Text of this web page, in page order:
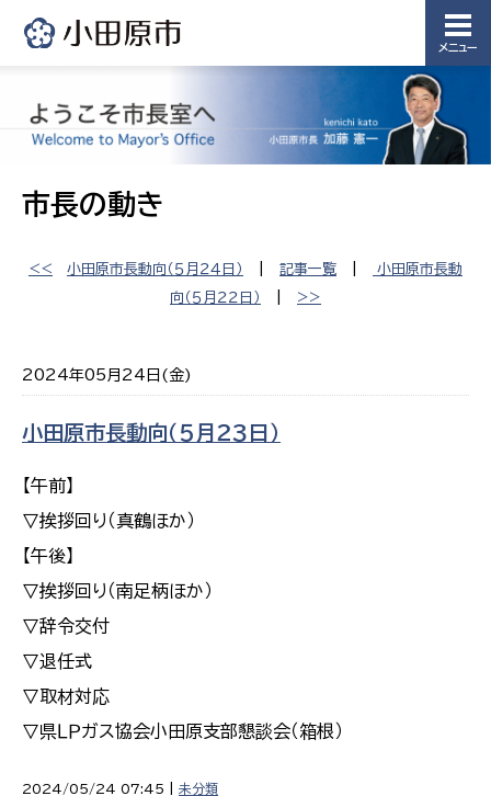
メニュー
市長の動き
<< 小田原市長動向（５月２４日） 記事一覧
小田原市長動
向（５月２２日）
>>
2024年05月24日(金)
小田原市長動向（５月２３日）
【午前】
▽挨拶回り（真鶴ほか）
【午後】
▽挨拶回り（南足柄ほか）
▽辞令交付
▽退任式
▽取材対応
▽県ＬＰガス協会小田原支部懇談会（箱根）
2024/05/24 07:45 | 未分類